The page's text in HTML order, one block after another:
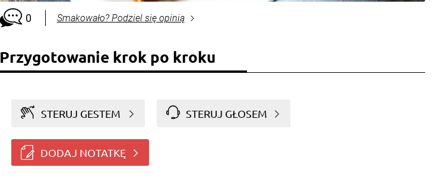
0 Smakowało? Podziel się opinią
Przygotowanie krok po kroku
STERUJ GESTEM STERUJ GŁOSEM
DODAJ NOTATKĘ